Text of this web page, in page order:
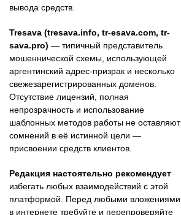
вывода средств.
Tresava (tresava.info, tr-esava.com, tr-
sava.pro) — типичный представитель
мошеннической схемы, использующей
аргентинский адрес-призрак и несколько
свежезарегистрированных доменов.
Отсутствие лицензий, полная
непрозрачность и использование
шаблонных методов работы не оставляют
сомнений в её истинной цели —
присвоении средств клиентов.
Редакция настоятельно рекомендует
избегать любых взаимодействий с этой
платформой. Перед любыми вложениями
в интернете требуйте и перепроверяйте